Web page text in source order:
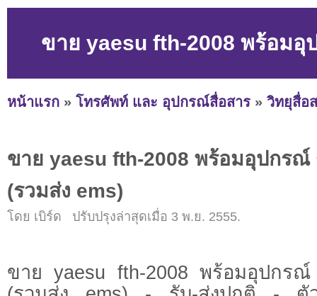
ขาย yaesu fth-2008 พร้อมอุ
หน้าแรก » โทรศัพท์ และ อุปกรณ์สื่อสาร » วิทยุสื่อ
ขาย yaesu fth-2008 พร้อมอุปกรณ์
(รวมส่ง ems)
โดย เบิร์ด ปรับปรุงล่าสุดเมื่อ 3 พ.ย. 2555.
ขาย yaesu fth-2008 พร้อมอุปกร